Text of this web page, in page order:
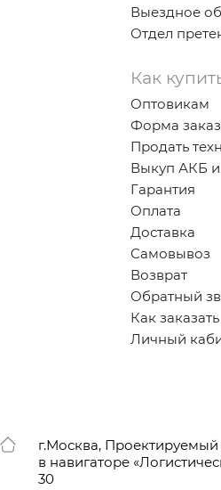
Выездное
Отдел
Как
Оптовикам
Форма
Продать
Выкуп АКБ
Гарантия
Оплата
Доставка
Самовывоз
Возврат
Обратный
Как заказать
Личный
г.Москва,
в навигаторе
30